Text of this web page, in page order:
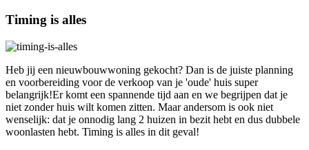
Timing is alles
Heb jij een nieuwbouwwoning gekocht? Dan is de juiste planning
en voorbereiding voor de verkoop van je 'oude' huis super
belangrijk!Er komt een spannende tijd aan en we begrijpen dat je
niet zonder huis wilt komen zitten. Maar andersom is ook niet
wenselijk: dat je onnodig lang 2 huizen in bezit hebt en dus dubbele
woonlasten hebt. Timing is alles in dit geval!